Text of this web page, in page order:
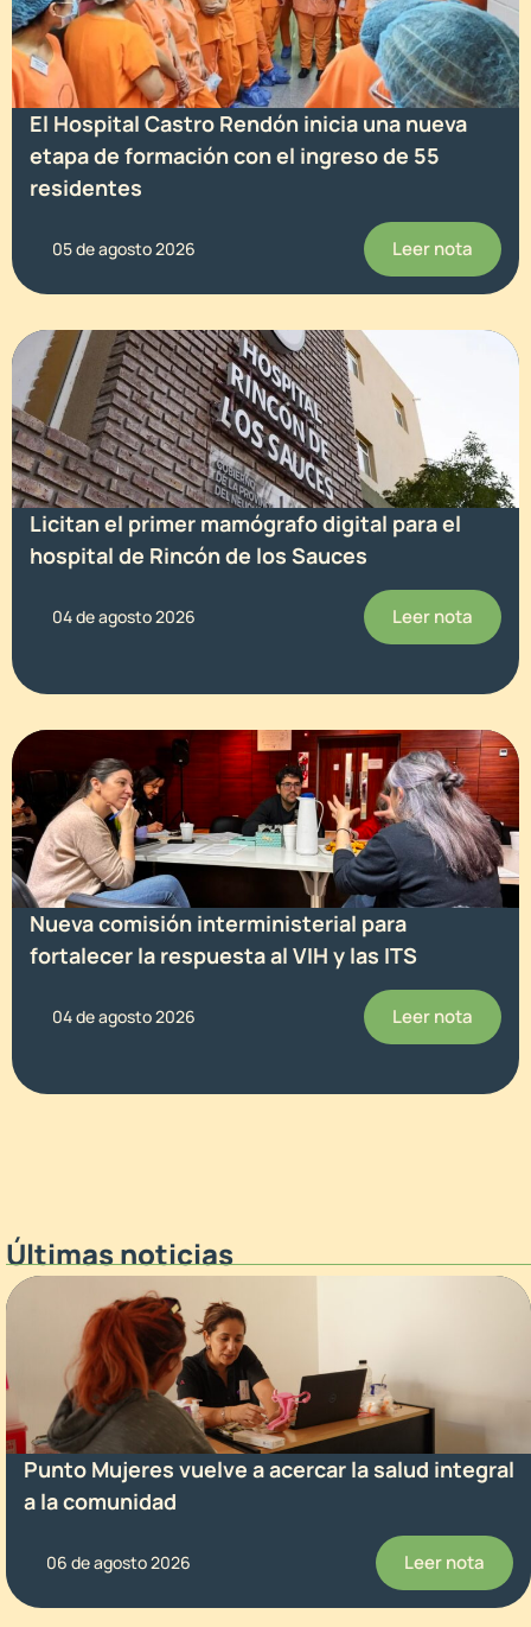
El Hospital Castro Rendón inicia una nueva
etapa de formación con el ingreso de 55
residentes
05 de agosto 2026 Leer nota
Licitan el primer mamógrafo digital para el
hospital de Rincón de los Sauces
04 de agosto 2026 Leer nota
Nueva comisión interministerial para
fortalecer la respuesta al VIH y las ITS
04 de agosto 2026 Leer nota
Últimas noticias
Punto Mujeres vuelve a acercar la salud integral
a la comunidad
06 de agosto 2026 Leer nota